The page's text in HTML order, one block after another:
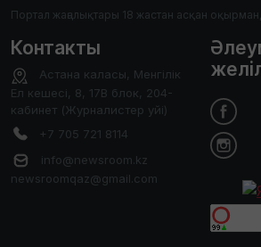
Портал жаңалықтары 18 жастан асқан
Контакты
Астана каласы, Менгілік
Ел кешесі, 8, 17В блок, 204-
кабинет (Журналистер уйі)
+7 705 721 8114
info@newsroom.kz
newsroomqaz@gmail.com